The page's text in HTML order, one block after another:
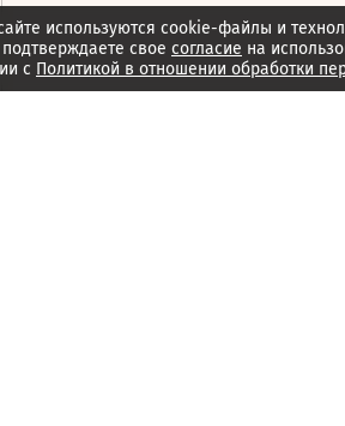
используются cookie-файлы и
свое согласие на
с Политикой в отношении обработки